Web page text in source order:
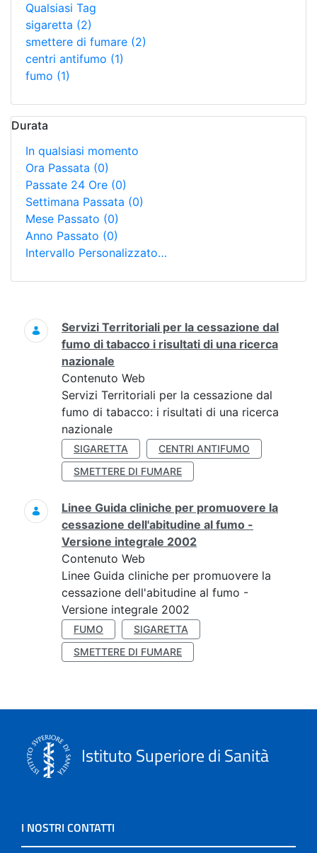
Qualsiasi Tag
sigaretta (2)
smettere di fumare (2)
centri antifumo (1)
fumo (1)
Durata
In qualsiasi momento
Ora Passata (0)
Passate 24 Ore (0)
Settimana Passata (0)
Mese Passato (0)
Anno Passato (0)
Intervallo Personalizzato…
Ricerca
Servizi Territoriali per la cessazione dal
fumo di tabacco i risultati di una ricerca
nazionale
Contenuto Web
Servizi Territoriali per la cessazione dal
fumo di tabacco: i risultati di una ricerca
nazionale
SIGARETTA
CENTRI ANTIFUMO
SMETTERE DI FUMARE
Linee Guida cliniche per promuovere la
cessazione dell'abitudine al fumo -
Versione integrale 2002
Contenuto Web
Linee Guida cliniche per promuovere la
cessazione dell'abitudine al fumo -
Versione integrale 2002
FUMO
SIGARETTA
SMETTERE DI FUMARE
Istituto Superiore di Sanità
I NOSTRI CONTATTI